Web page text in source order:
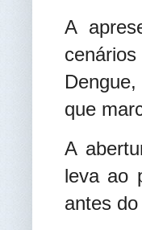
A
que
A
leva ao
antes